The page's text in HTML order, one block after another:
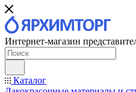
Интернет-магазин
Каталог